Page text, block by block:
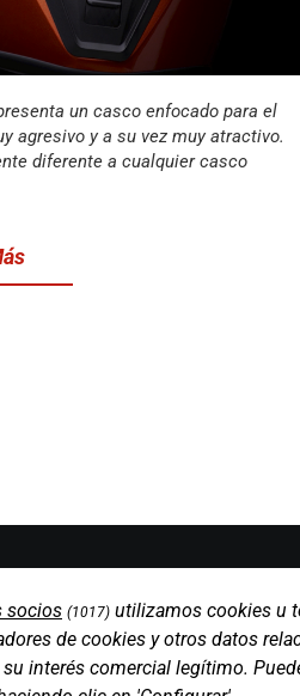
un casco enfocado para el
agresivo y a su vez muy atractivo.
diferente a cualquier casco
Coneixement 5, 08850
(Barcelona)
socios (1017) utilizamos cookies u
de cookies y otros datos
interés comercial legítimo.